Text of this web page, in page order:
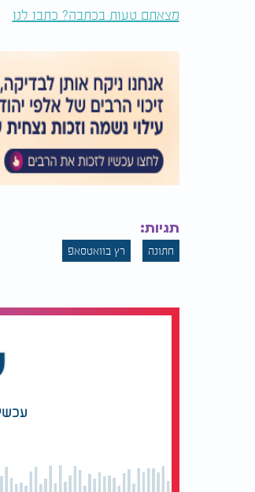
מצאתם טעות בכתבה? כתבו לנו
תגיות:
חתונה רץ בוואטסאפ